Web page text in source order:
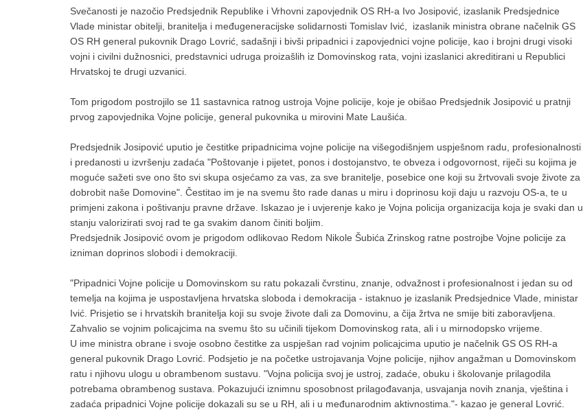
Svečanosti je nazočio Predsjednik Republike i Vrhovni zapovjednik OS RH-a Ivo Josipović, izaslanik Predsjednice
Vlade ministar obitelji, branitelja i međugeneracijske solidarnosti Tomislav Ivić, izaslanik ministra obrane načelnik GS
OS RH general pukovnik Drago Lovrić, sadašnji i bivši pripadnici i zapovjednici vojne policije, kao i brojni drugi visoki
vojni i civilni dužnosnici, predstavnici udruga proizašlih iz Domovinskog rata, vojni izaslanici akreditirani u Republici
Hrvatskoj te drugi uzvanici.
Tom prigodom postrojilo se 11 sastavnica ratnog ustroja Vojne policije, koje je obišao Predsjednik Josipović u pratnji
prvog zapovjednika Vojne policije, general pukovnika u mirovini Mate Laušića.
Predsjednik Josipović uputio je čestitke pripadnicima vojne policije na višegodišnjem uspješnom radu, profesionalnosti
i predanosti u izvršenju zadaća "Poštovanje i pijetet, ponos i dostojanstvo, te obveza i odgovornost, riječi su kojima je
moguće sažeti sve ono što svi skupa osjećamo za vas, za sve branitelje, posebice one koji su žrtvovali svoje živote za
dobrobit naše Domovine". Čestitao im je na svemu što rade danas u miru i doprinosu koji daju u razvoju OS-a, te u
primjeni zakona i poštivanju pravne države. Iskazao je i uvjerenje kako je Vojna policija organizacija koja je svaki dan u
stanju valorizirati svoj rad te ga svakim danom činiti boljim.
Predsjednik Josipović ovom je prigodom odlikovao Redom Nikole Šubića Zrinskog ratne postrojbe Vojne policije za
izniman doprinos slobodi i demokraciji.
"Pripadnici Vojne policije u Domovinskom su ratu pokazali čvrstinu, znanje, odvažnost i profesionalnost i jedan su od
temelja na kojima je uspostavljena hrvatska sloboda i demokracija - istaknuo je izaslanik Predsjednice Vlade, ministar
Ivić. Prisjetio se i hrvatskih branitelja koji su svoje živote dali za Domovinu, a čija žrtva ne smije biti zaboravljena.
Zahvalio se vojnim policajcima na svemu što su učinili tijekom Domovinskog rata, ali i u mirnodopsko vrijeme.
U ime ministra obrane i svoje osobno čestitke za uspješan rad vojnim policajcima uputio je načelnik GS OS RH-a
general pukovnik Drago Lovrić. Podsjetio je na početke ustrojavanja Vojne policije, njihov angažman u Domovinskom
ratu i njihovu ulogu u obrambenom sustavu. "Vojna policija svoj je ustroj, zadaće, obuku i školovanje prilagodila
potrebama obrambenog sustava. Pokazujući iznimnu sposobnost prilagođavanja, usvajanja novih znanja, vještina i
zadaća pripadnici Vojne policije dokazali su se u RH, ali i u međunarodnim aktivnostima."- kazao je general Lovrić.